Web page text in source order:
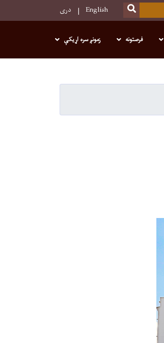
SEARCH
English دری
فرصتونه زمونږ سره اړیکې